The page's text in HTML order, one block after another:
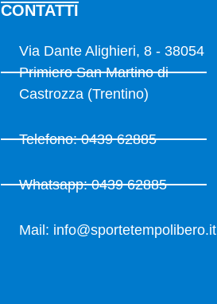
CONTATTI
Via Dante Alighieri, 8 - 38054
Primiero San Martino di
Castrozza (Trentino)
Telefono: 0439 62885
Whatsapp: 0439 62885
Mail: info@sportetempolibero.it